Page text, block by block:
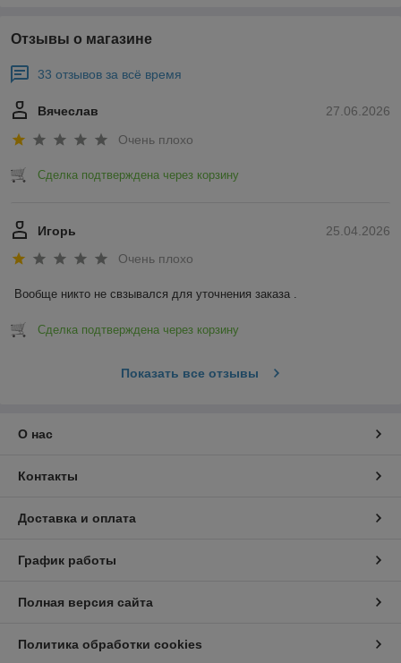
Отзывы о магазине
33 отзывов за всё время
27.06.2026
Вячеслав
Очень плохо
Сделка подтверждена через корзину
25.04.2026
Игорь
Очень плохо
Вообще никто не свзывался для уточнения заказа .
Сделка подтверждена через корзину
Показать все отзывы
О нас
Контакты
Доставка и оплата
График работы
Полная версия сайта
Политика обработки cookies